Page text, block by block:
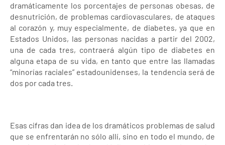
dramáticamente los porcentajes de personas obesas, de
desnutrición, de problemas cardiovasculares, de ataques
al corazón y, muy especialmente, de diabetes, ya que en
Estados Unidos, las personas nacidas a partir del 2002,
una de cada tres, contraerá algún tipo de diabetes en
alguna etapa de su vida, en tanto que entre las llamadas
“minorías raciales” estadounidenses, la tendencia será de
dos por cada tres.
Esas cifras dan idea de los dramáticos problemas de salud
que se enfrentarán no sólo allí, sino en todo el mundo, de